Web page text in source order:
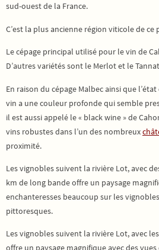
sud-ouest de la France.
C’est la plus ancienne région viticole de ce
Le cépage principal utilisé pour le vin de
D’autres variétés sont le Merlot et le
En raison du cépage Malbec ainsi que
vin a une couleur profonde qui semble
il est aussi appelé le « black wine » de
vins robustes dans l’un des nombreux
proximité.
Les vignobles suivent la rivière Lot, avec
km de long bande offre un paysage
enchanteresses beaucoup sur les
pittoresques.
Les vignobles suivent la rivière Lot, avec
offre un paysage magnifique avec des